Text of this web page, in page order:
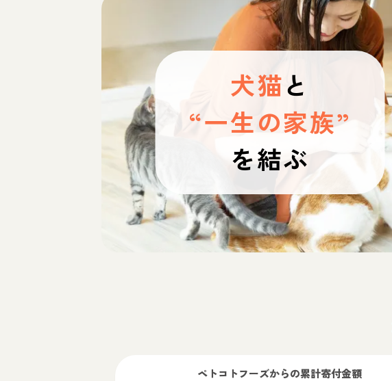
犬猫と
“一生の家族”
を結ぶ
ペトコトフーズからの累計寄付金額